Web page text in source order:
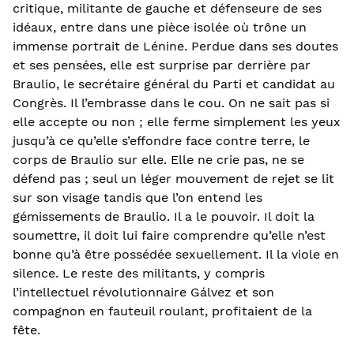
critique, militante de gauche et défenseure de ses
idéaux, entre dans une pièce isolée où trône un
immense portrait de Lénine. Perdue dans ses doutes
et ses pensées, elle est surprise par derrière par
Braulio, le secrétaire général du Parti et candidat au
Congrès. Il l’embrasse dans le cou. On ne sait pas si
elle accepte ou non ; elle ferme simplement les yeux
jusqu’à ce qu’elle s’effondre face contre terre, le
corps de Braulio sur elle. Elle ne crie pas, ne se
défend pas ; seul un léger mouvement de rejet se lit
sur son visage tandis que l’on entend les
gémissements de Braulio. Il a le pouvoir. Il doit la
soumettre, il doit lui faire comprendre qu’elle n’est
bonne qu’à être possédée sexuellement. Il la viole en
silence. Le reste des militants, y compris
l’intellectuel révolutionnaire Gálvez et son
compagnon en fauteuil roulant, profitaient de la
fête.